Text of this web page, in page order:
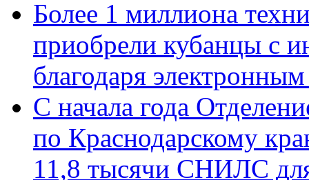
Более 1 миллиона
приобрели кубанцы с
благодаря
С начала года
по Краснодарскому
11,8 тысячи СНИЛС